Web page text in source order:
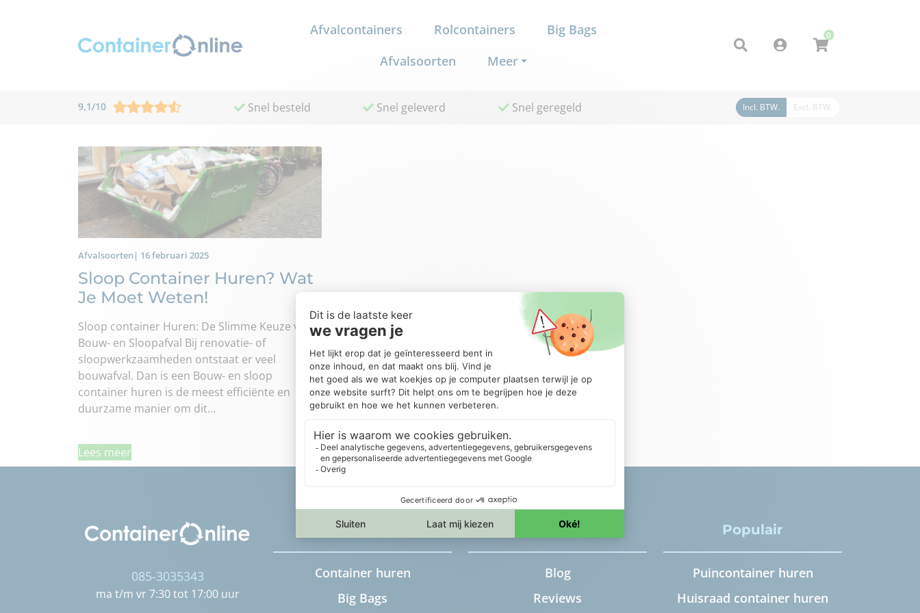
Afvalcontainers Rolcontainers
Big Bags
Afvalsoorten
Meer
Account
0
9,1/10 Snel besteld Snel geleverd Snel geregeld Incl. BTW. Excl. BTW.
Afvalsoorten| 16 februari 2025
Sloop Container Huren? Wat
Je Moet Weten!
Sloop container Huren: De Slimme Keuze voor
Bouw- en Sloopafval Bij renovatie- of
sloopwerkzaamheden ontstaat er veel
bouwafval. Dan is een Bouw- en sloop
container huren is de meest efficiënte en
duurzame manier om dit…
Lees meer
085-3035343
ma t/m vr 7:30 tot 17:00 uur
Producten
Container huren
Big Bags
Services
Blog
Reviews
Populair
Puincontainer huren
Huisraad container huren